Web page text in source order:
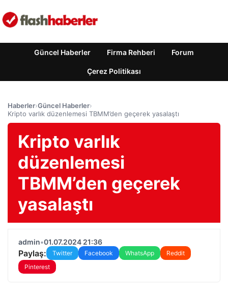
Güncel Haberler Firma Rehberi Forum
Çerez Politikası
Haberler›Güncel Haberler›
Kripto varlık düzenlemesi TBMM’den geçerek yasalaştı
Kripto varlık
düzenlemesi
TBMM’den geçerek
yasalaştı
admin•01.07.2024 21:36
Paylaş: Twitter Facebook WhatsApp
Reddit
Pinterest